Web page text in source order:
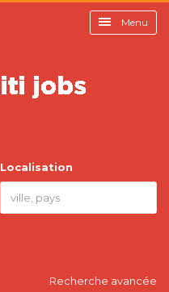
Menu
Localisation
Recherche avancée